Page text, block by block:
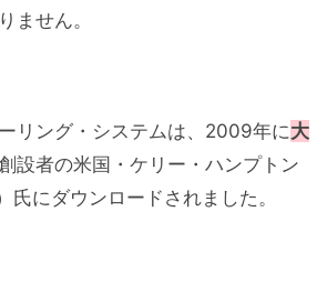
ません。
リング・システムは、2009年に大
設者の米国・ケリー・ハンプトン
氏にダウンロードされました。